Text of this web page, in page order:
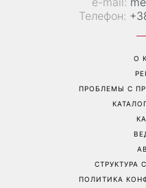
Телефон:
О
ПРОБЛЕМЫ С
СТРУКТУРА
ПОЛИТИКА